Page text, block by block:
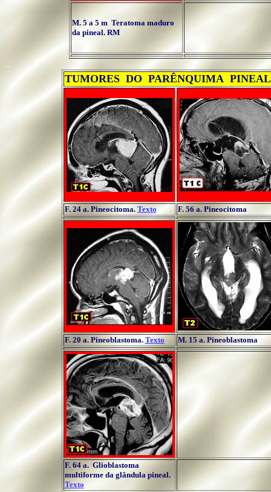
M. 5 a 5 m Teratoma maduro
da pineal. RM
..
TUMORES DO PARÊNQUIMA
F. 24 a. Pineocitoma. Texto F. 56 a. Pineocitoma
F. 20 a. Pineoblastoma. Texto M. 15 a. Pineoblastoma
F. 64 a. Glioblastoma
multiforme da glândula pineal.
Texto